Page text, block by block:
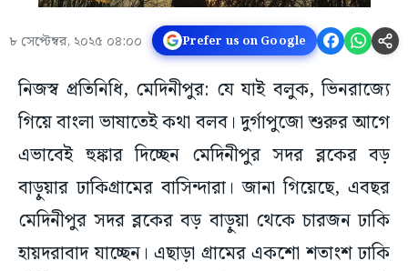
৮ সেপ্টেম্বর, ২০২৫ ০৪:০০ Prefer us on Google
নিজস্ব প্রতিনিধি, মেদিনীপুর: যে যাই বলুক, ভিনরাজ্যে
গিয়ে বাংলা ভাষাতেই কথা বলব। দুর্গাপুজো শুরুর আগে
এভাবেই হুঙ্কার দিচ্ছেন মেদিনীপুর সদর ব্লকের বড়
বাড়ুয়ার ঢাকিগ্রামের বাসিন্দারা। জানা গিয়েছে, এবছর
মেদিনীপুর সদর ব্লকের বড় বাড়ুয়া থেকে চারজন ঢাকি
হায়দরাবাদ যাচ্ছেন। এছাড়া গ্রামের একশো শতাংশ ঢাকি